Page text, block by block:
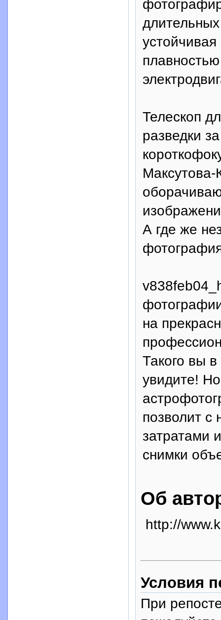
Телескоп
разведки
А где же
на
Такого вы
увидите!
позволит
затратами
снимки
Об
http://
Условия
При